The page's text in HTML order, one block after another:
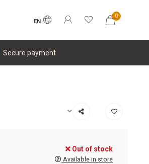
EN
0
Secure payment
Out of stock
Available in store